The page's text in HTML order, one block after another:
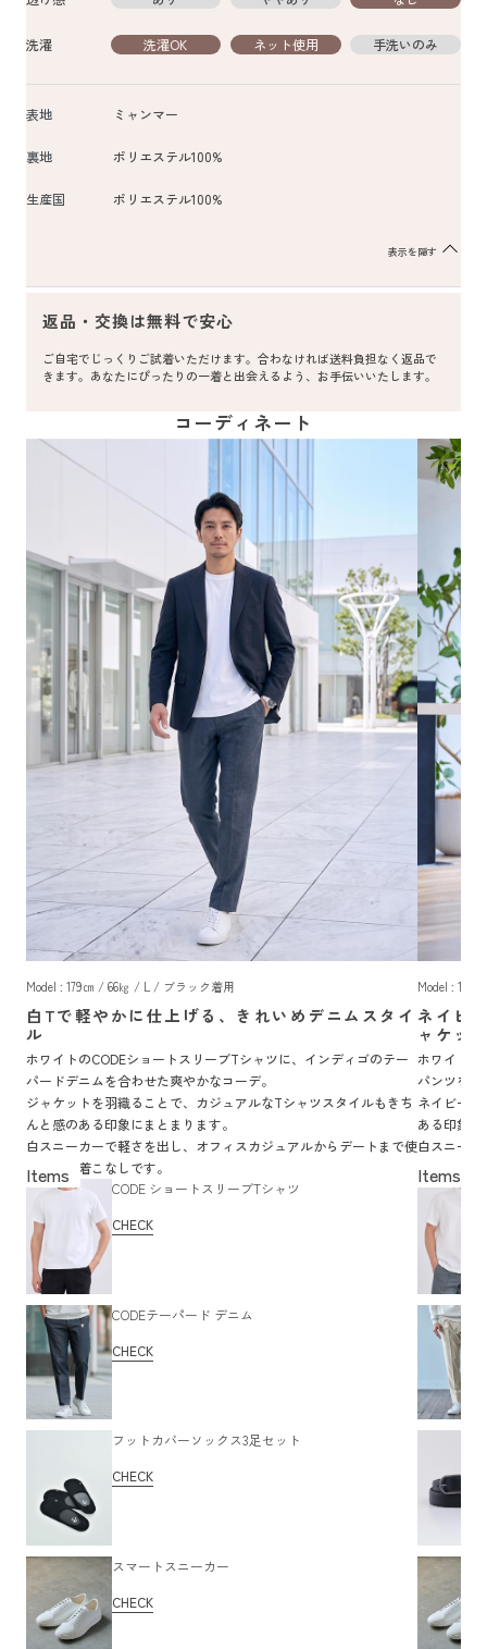
洗濯 洗濯OK ネット使用 手洗いのみ
表地 ミャンマー
裏地 ポリエステル100%
生産国 ポリエステル100%
表示を隠す
返品・交換は無料で安心
ご自宅でじっくりご試着いただけます。合わなければ送料負担なく返品で
きます。あなたにぴったりの一着と出会えるよう、お手伝いいたします。
コーディネート
Model : 179㎝ / 66㎏ / L / ブラック着用
白Tで軽やかに仕上げる、きれいめデニムスタイ
ル
ホワイトのCODEショートスリーブTシャツに、インディゴのテー
パードデニムを合わせた爽やかなコーデ。
ジャケットを羽織ることで、カジュアルなTシャツスタイルもきち
んと感のある印象にまとまります。
白スニーカーで軽さを出し、オフィスカジュアルからデートまで使
いやすい着こなしです。
CODE ショートスリーブTシャツ
CHECK
CODEテーパード デニム
CHECK
フットカバーソックス3足セット
CHECK
スマートスニーカー
CHECK
Model : 179
ネイビ
ャケッ
ホワイトの
パンツを合
ネイビー
ある印象
白スニー
かけ、デ